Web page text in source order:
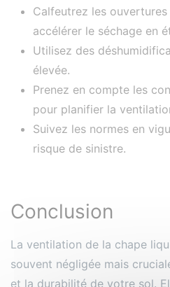
Calfeutrez les
accélérer le séchage en
Utilisez des
élevée.
Prenez en compte les
pour planifier la
Suivez les normes en
risque de sinistre.
Conclusion
La ventilation de la chape
souvent négligée mais
et la durabilité de votre sol.